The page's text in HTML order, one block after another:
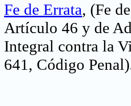
Fe de Errata, (Fe
Artículo 46 y de
Integral contra la
641, Código